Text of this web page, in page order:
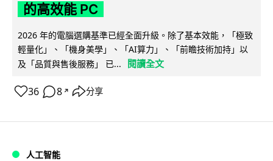
的高效能 PC
2026 年的電腦選購基準已經全面升級。除了基本效能，「極致
輕量化」、「機身美學」、「AI算力」、「前瞻技術加持」以
及「品質與售後服務」 已...
閱讀全文
36 8 ↗ 分享
人工智能